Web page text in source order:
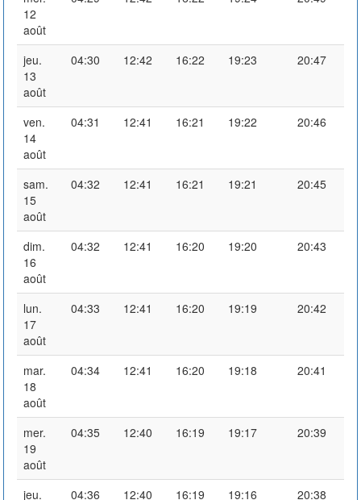
12
août
jeu.
13
août
04:30 12:42 16:22 19:23 20:47
ven.
14
août
04:31 12:41 16:21 19:22 20:46
sam.
15
août
04:32 12:41 16:21 19:21 20:45
dim.
16
août
04:32 12:41 16:20 19:20 20:43
lun.
17
août
04:33 12:41 16:20 19:19 20:42
mar.
18
août
04:34 12:41 16:20 19:18 20:41
mer.
19
août
04:35 12:40 16:19 19:17 20:39
jeu. 04:36 12:40 16:19 19:16 20:38